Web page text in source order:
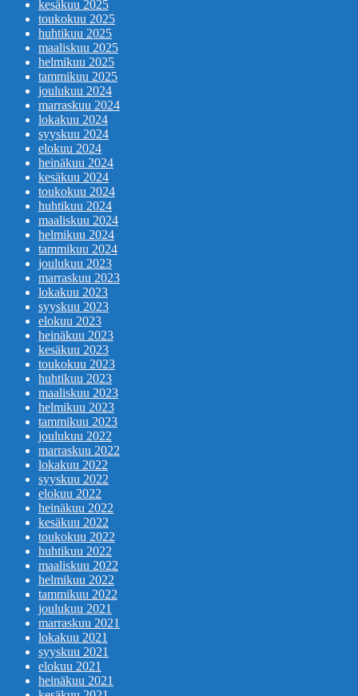
kesäkuu 2025
toukokuu 2025
huhtikuu 2025
maaliskuu 2025
helmikuu 2025
tammikuu 2025
joulukuu 2024
marraskuu 2024
lokakuu 2024
syyskuu 2024
elokuu 2024
heinäkuu 2024
kesäkuu 2024
toukokuu 2024
huhtikuu 2024
maaliskuu 2024
helmikuu 2024
tammikuu 2024
joulukuu 2023
marraskuu 2023
lokakuu 2023
syyskuu 2023
elokuu 2023
heinäkuu 2023
kesäkuu 2023
toukokuu 2023
huhtikuu 2023
maaliskuu 2023
helmikuu 2023
tammikuu 2023
joulukuu 2022
marraskuu 2022
lokakuu 2022
syyskuu 2022
elokuu 2022
heinäkuu 2022
kesäkuu 2022
toukokuu 2022
huhtikuu 2022
maaliskuu 2022
helmikuu 2022
tammikuu 2022
joulukuu 2021
marraskuu 2021
lokakuu 2021
syyskuu 2021
elokuu 2021
heinäkuu 2021